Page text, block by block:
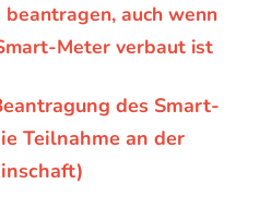
auch wenn
Meter verbaut ist
des Smart-
Teilnahme an der